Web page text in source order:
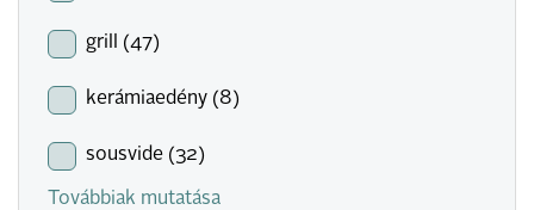
grill (47)
kerámiaedény (8)
sousvide (32)
Továbbiak mutatása